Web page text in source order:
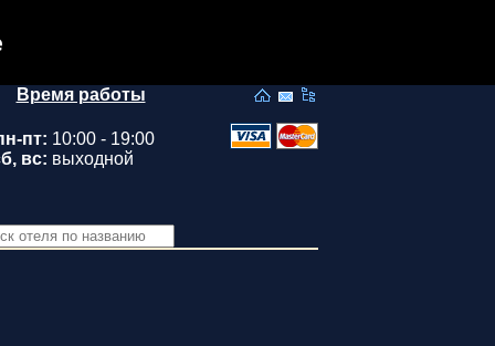
Время работы
пт:
вс:
10:00 - 19:00
выходной